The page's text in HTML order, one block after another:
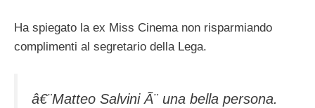
Ha spiegato la ex Miss Cinema non risparmiando
complimenti al segretario della Lega.
â€¨Matteo Salvini Ã¨ una bella persona.